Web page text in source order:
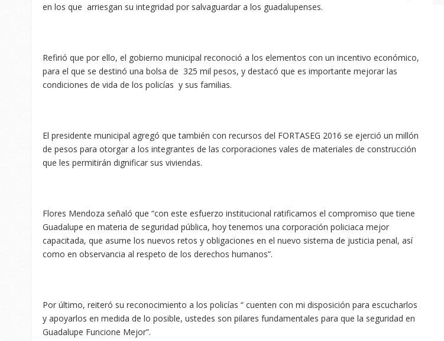
en los que arriesgan su integridad por salvaguardar a los guadalupenses.
Refirió que por ello, el gobierno municipal reconoció a los elementos con un incentivo económico,
para el que se destinó una bolsa de 325 mil pesos, y destacó que es importante mejorar las
condiciones de vida de los policías y sus familias.
El presidente municipal agregó que también con recursos del FORTASEG 2016 se ejerció un millón
de pesos para otorgar a los integrantes de las corporaciones vales de materiales de construcción
que les permitirán dignificar sus viviendas.
Flores Mendoza señaló que “con este esfuerzo institucional ratificamos el compromiso que tiene
Guadalupe en materia de seguridad pública, hoy tenemos una corporación policiaca mejor
capacitada, que asume los nuevos retos y obligaciones en el nuevo sistema de justicia penal, así
como en observancia al respeto de los derechos humanos”.
Por último, reiteró su reconocimiento a los policías “ cuenten con mi disposición para escucharlos
y apoyarlos en medida de lo posible, ustedes son pilares fundamentales para que la seguridad en
Guadalupe Funcione Mejor”.